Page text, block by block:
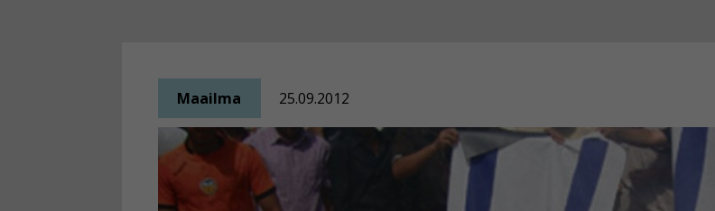
Maailma 25.09.2012